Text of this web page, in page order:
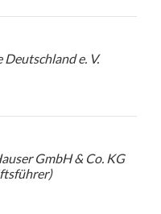
e. V.
GmbH & Co. KG